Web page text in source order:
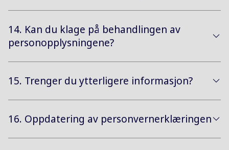
14. Kan du klage på behandlingen av
personopplysningene?
15. Trenger du ytterligere informasjon?
16. Oppdatering av personvernerklæringen